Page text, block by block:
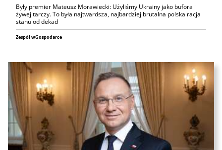
Były premier Mateusz Morawiecki: Użyliśmy Ukrainy jako bufora i
żywej tarczy. To była najtwardsza, najbardziej brutalna polska racja
stanu od dekad
Zespół wGospodarce